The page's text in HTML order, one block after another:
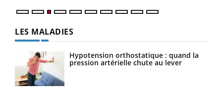
LES MALADIES
Hypotension orthostatique : quand la
pression artérielle chute au lever